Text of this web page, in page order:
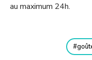
au maximum 24h.